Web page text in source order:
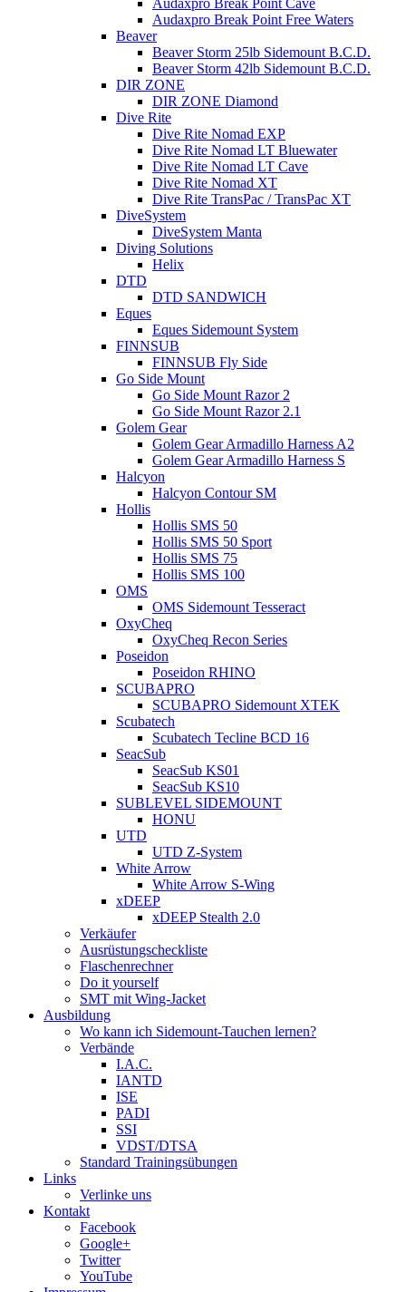
Audaxpro Break Point Cave
Audaxpro Break Point Free Waters
Beaver
Beaver Storm 25lb Sidemount B.C.D.
Beaver Storm 42lb Sidemount B.C.D.
DIR ZONE
DIR ZONE Diamond
Dive Rite
Dive Rite Nomad EXP
Dive Rite Nomad LT Bluewater
Dive Rite Nomad LT Cave
Dive Rite Nomad XT
Dive Rite TransPac / TransPac XT
DiveSystem
DiveSystem Manta
Diving Solutions
Helix
DTD
DTD SANDWICH
Eques
Eques Sidemount System
FINNSUB
FINNSUB Fly Side
Go Side Mount
Go Side Mount Razor 2
Go Side Mount Razor 2.1
Golem Gear
Golem Gear Armadillo Harness A2
Golem Gear Armadillo Harness S
Halcyon
Halcyon Contour SM
Hollis
Hollis SMS 50
Hollis SMS 50 Sport
Hollis SMS 75
Hollis SMS 100
OMS
OMS Sidemount Tesseract
OxyCheq
OxyCheq Recon Series
Poseidon
Poseidon RHINO
SCUBAPRO
SCUBAPRO Sidemount XTEK
Scubatech
Scubatech Tecline BCD 16
SeacSub
SeacSub KS01
SeacSub KS10
SUBLEVEL SIDEMOUNT
HONU
UTD
UTD Z-System
White Arrow
White Arrow S-Wing
xDEEP
xDEEP Stealth 2.0
Verkäufer
Ausrüstungscheckliste
Flaschenrechner
Do it yourself
SMT mit Wing-Jacket
Ausbildung
Wo kann ich Sidemount-Tauchen lernen?
Verbände
I.A.C.
IANTD
ISE
PADI
SSI
VDST/DTSA
Standard Trainingsübungen
Links
Verlinke uns
Kontakt
Facebook
Google+
Twitter
YouTube